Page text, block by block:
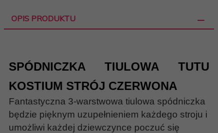
OPIS PRODUKTU
SPÓDNICZKA TIULOWA TUTU
KOSTIUM STRÓJ CZERWONA
Fantastyczna 3-warstwowa tiulowa spódniczka
będzie pięknym uzupełnieniem każdego stroju i
umożliwi każdej dziewczynce poczuć się